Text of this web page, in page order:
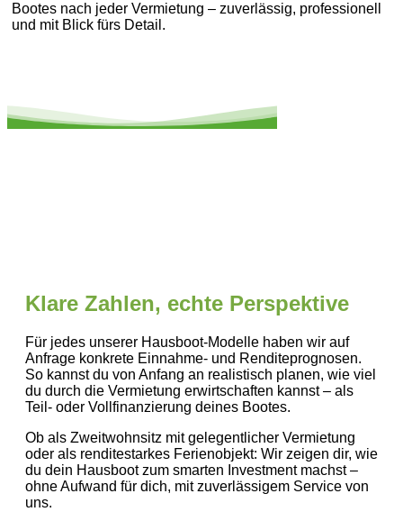
Bootes nach jeder Vermietung – zuverlässig, professionell
und mit Blick fürs Detail.
Klare Zahlen, echte Perspektive
Für jedes unserer Hausboot-Modelle haben wir auf
Anfrage konkrete Einnahme- und Renditeprognosen.
So kannst du von Anfang an realistisch planen, wie viel
du durch die Vermietung erwirtschaften kannst – als
Teil- oder Vollfinanzierung deines Bootes.
Ob als Zweitwohnsitz mit gelegentlicher Vermietung
oder als renditestarkes Ferienobjekt: Wir zeigen dir, wie
du dein Hausboot zum smarten Investment machst –
ohne Aufwand für dich, mit zuverlässigem Service von
uns.